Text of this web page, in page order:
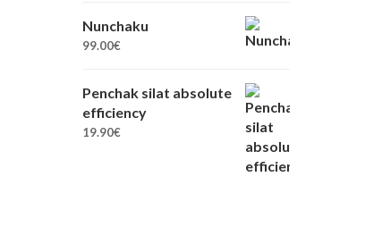
Nunchaku
99.00€
Penchak silat absolute
efficiency
19.90€